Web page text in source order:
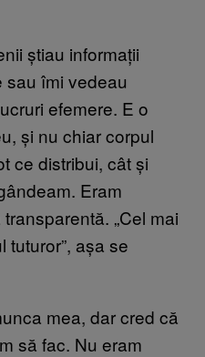
știau informații
sau îmi vedeau
efemere. E o
și nu chiar corpul
ce distribui, cât și
Eram
„Cel mai
tuturor”, așa se
mea, dar cred că
să fac. Nu eram